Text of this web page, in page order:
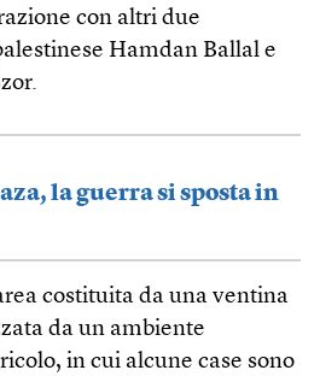
con altri due
Hamdan Ballal e
la guerra si sposta in
costituita da una ventina
da un ambiente
in cui alcune case sono